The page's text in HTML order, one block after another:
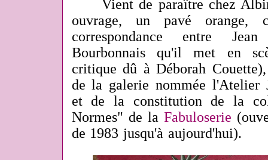
Vient de paraître chez
ouvrage, un pavé orange,
correspondance entre
Bourbonnais qu'il met en
critique dû à Déborah
de la galerie nommée l'Atelier
et de la constitution de la
Normes" de laFabuloserie
de 1983 jusqu'à aujourd'hui).